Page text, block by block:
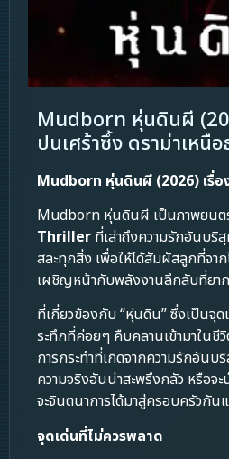
Mudborn หุ่นดินผี
ปนเศร้าซึ้ง ดราม่าเหนื
Mudborn หุ่นดินผี (2026) เรื่อ
Mudborn หุ่นดินผี เป็นภาพยนต
Thriller ที่เล่าถึงความรักอันบริ
สละทุกสิ่ง เพื่อให้ได้สัมผัสลูกที่จา
เผชิญหน้ากับพลังงานลึกลับที่ยาก
ที่เกี่ยวข้องกับ “หุ่นดิน” ซึ่งเป็นจุ
ระทึกที่ค่อยๆ คืบคลานเข้ามาในชี
การกระทำที่เกิดจากความรักอันบ
ความจริงอันน่าสะพรึงกลัว หรือจะ
จะจินตนาการได้มาสู่ครอบครัวกัน
จุดเด่นที่ไม่ควรพลาด